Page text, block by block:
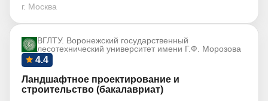
г. Москва
ВГЛТУ. Воронежский государственный
лесотехнический университет имени Г.Ф. Морозова
4.4
Ландшафтное проектирование и
строительство (бакалавриат)